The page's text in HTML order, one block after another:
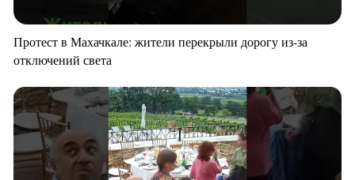
Протест в Махачкале: жители перекрыли дорогу из-за
отключений света